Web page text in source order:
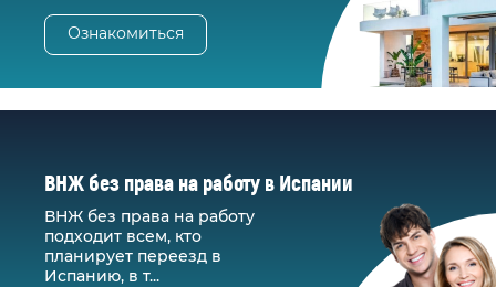
Ознакомиться
ВНЖ без права на работу в Испании
ВНЖ без права на работу
подходит всем, кто
планирует переезд в
Испанию, в т...